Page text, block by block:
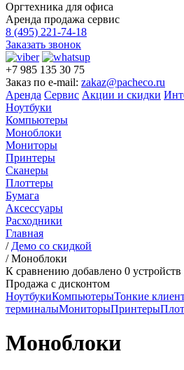
Оргтехника для офиса
Аренда продажа сервис
8 (495) 221-74-18
Заказать звонок
+7 985 135 30 75
Заказ по e-mail: zakaz@pacheco.ru
Аренда Сервис Акции и скидки
Ноутбуки
Компьютеры
Моноблоки
Мониторы
Принтеры
Сканеры
Плоттеры
Бумага
Аксессуары
Расходники
Главная
/ Демо со скидкой
/Моноблоки
К сравнению добавлено 0 устройств
Продажа с дисконтом
НоутбукиКомпьютерыТонкие
терминалыМониторыПринтеры
Моноблоки